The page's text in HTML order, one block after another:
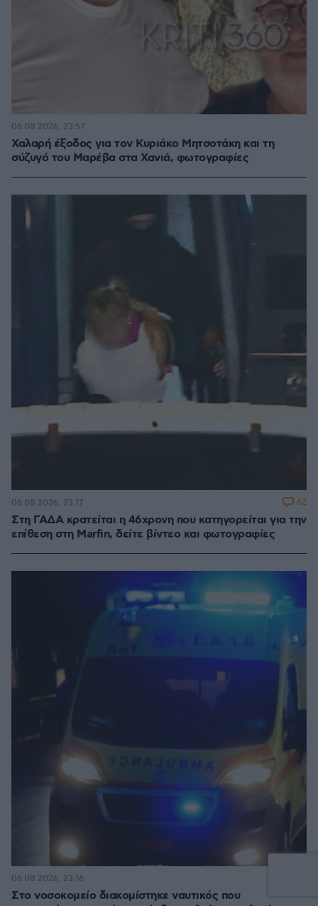
Χαλαρή έξοδος για τον Κυριάκο Μητσοτάκη και τη
σύζυγό του Μαρέβα στα Χανιά, φωτογραφίες
06.08.2026, 23:57
Στη ΓΑΔΑ κρατείται η 46χρονη που κατηγορείται για την
επίθεση στη Marfin, δείτε βίντεο και φωτογραφίες
06.08.2026, 23:17 62
Στο νοσοκομείο διακομίστηκε ναυτικός που
06.08.2026, 23:16